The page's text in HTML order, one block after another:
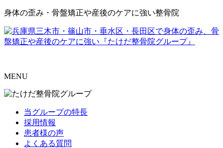
身体の歪み・骨盤矯正や産後のケアに強い整骨院
MENU
当グループの特長
採用情報
患者様の声
よくある質問